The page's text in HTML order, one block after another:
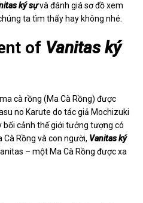
ký sựvà đánh giá sơ đồ xem
ta tìm thấy hay không nhé.
of Vanitas ký
cà rồng (Ma Cà Rồng) được
no Karute do tác giả Mochizuki
cảnh thế giới tưởng tượng có
Rồng và con người, Vanitas ký
– một Ma Cà Rồng được xa